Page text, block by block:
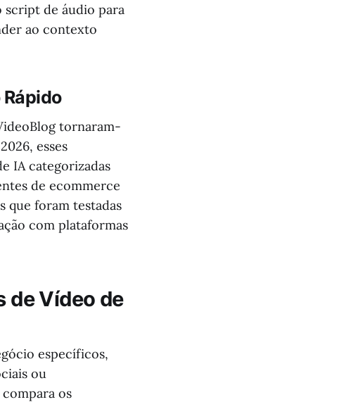
de áudio para
ao contexto
tornaram-
esses
IA categorizadas
de ecommerce
que foram testadas
com plataformas
de Vídeo de
específicos,
ou
os